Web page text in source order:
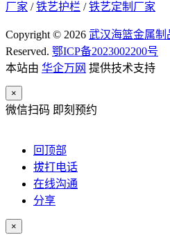
厂家 /铁艺护栏 /铁艺定制厂家
Copyright © 2026 武汉海篮金属制
Reserved. 鄂ICP备2023002200号
本站由 华企万网 提供技术支持
×
微信扫码 即刻预约
回顶部
拔打电话
在线沟通
分享
×